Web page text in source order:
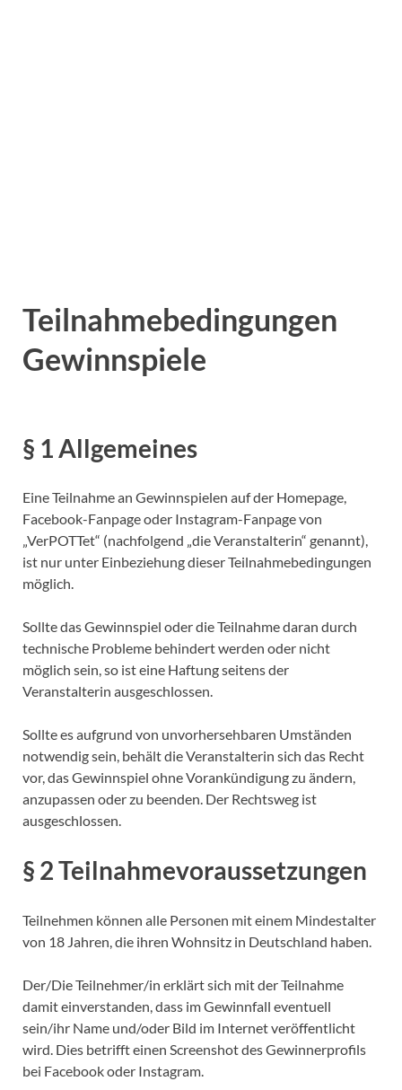
Teilnahmebedingungen
Gewinnspiele
§ 1 Allgemeines
Eine Teilnahme an Gewinnspielen auf der Homepage,
Facebook-Fanpage oder Instagram-Fanpage von
„VerPOTTet“ (nachfolgend „die Veranstalterin“ genannt),
ist nur unter Einbeziehung dieser Teilnahmebedingungen
möglich.
Sollte das Gewinnspiel oder die Teilnahme daran durch
technische Probleme behindert werden oder nicht
möglich sein, so ist eine Haftung seitens der
Veranstalterin ausgeschlossen.
Sollte es aufgrund von unvorhersehbaren Umständen
notwendig sein, behält die Veranstalterin sich das Recht
vor, das Gewinnspiel ohne Vorankündigung zu ändern,
anzupassen oder zu beenden. Der Rechtsweg ist
ausgeschlossen.
§ 2 Teilnahmevoraussetzungen
Teilnehmen können alle Personen mit einem Mindestalter
von 18 Jahren, die ihren Wohnsitz in Deutschland haben.
Der/Die Teilnehmer/in erklärt sich mit der Teilnahme
damit einverstanden, dass im Gewinnfall eventuell
sein/ihr Name und/oder Bild im Internet veröffentlicht
wird. Dies betrifft einen Screenshot des Gewinnerprofils
bei Facebook oder Instagram.